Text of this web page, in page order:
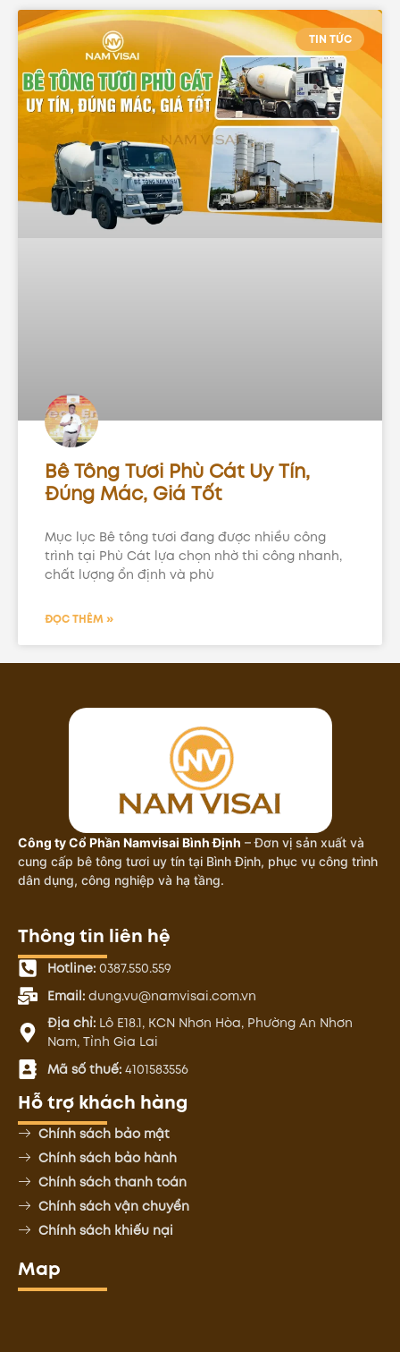
TIN TỨC
Bê Tông Tươi Phù Cát Uy Tín,
Đúng Mác, Giá Tốt
Mục lục Bê tông tươi đang được nhiều công
trình tại Phù Cát lựa chọn nhờ thi công nhanh,
chất lượng ổn định và phù
ĐỌC THÊM »
Công ty Cổ Phần Namvisai Bình Định – Đơn vị sản xuất và
cung cấp bê tông tươi uy tín tại Bình Định, phục vụ công trình
dân dụng, công nghiệp và hạ tầng.
Thông tin liên hệ
Hotline:0387.550.559
Email:dung.vu@namvisai.com.vn
Địa chỉ:Lô E18.1, KCN Nhơn Hòa, Phường An Nhơn
Nam, Tỉnh Gia Lai
Mã số thuế:4101583556
Hỗ trợ khách hàng
Chính sách bảo mật
Chính sách bảo hành
Chính sách thanh toán
Chính sách vận chuyển
Chính sách khiếu nại
Map